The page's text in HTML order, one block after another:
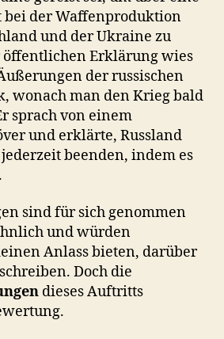
bei der Waffenproduktion
und der Ukraine zu
Erklärung wies
der russischen
wonach man den Krieg bald
sprach von einem
und erklärte, Russland
beenden, indem es
sind für sich genommen
und würden
Anlass bieten, darüber
Doch die
dieses Auftritts